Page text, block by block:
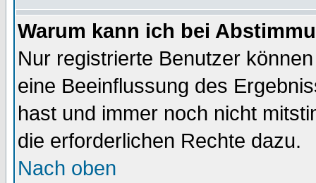
Warum kann ich bei
Nur registrierte Benutzer
eine Beeinflussung des
hast und immer noch nicht
die erforderlichen Rechte dazu.
Nach oben